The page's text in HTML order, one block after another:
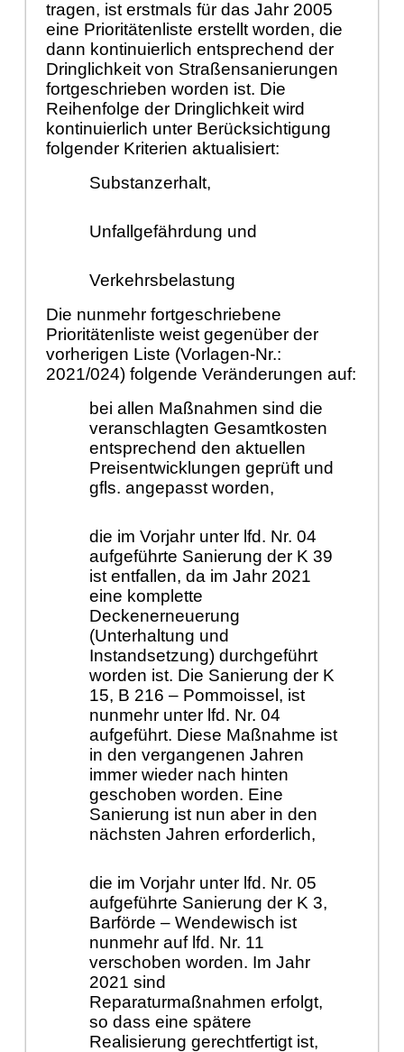
tragen, ist erstmals für das Jahr 2005
eine Prioritätenliste erstellt worden, die
dann kontinuierlich entsprechend der
Dringlichkeit von Straßensanierungen
fortgeschrieben worden ist. Die
Reihenfolge der Dringlichkeit wird
kontinuierlich unter Berücksichtigung
folgender Kriterien aktualisiert:
Substanzerhalt,
Unfallgefährdung und
Verkehrsbelastung
Die nunmehr fortgeschriebene
Prioritätenliste weist gegenüber der
vorherigen Liste (Vorlagen-Nr.:
2021/024) folgende Veränderungen auf:
bei allen Maßnahmen sind die
veranschlagten Gesamtkosten
entsprechend den aktuellen
Preisentwicklungen geprüft und
gfls. angepasst worden,
die im Vorjahr unter lfd. Nr. 04
aufgeführte Sanierung der K 39
ist entfallen, da im Jahr 2021
eine komplette
Deckenerneuerung
(Unterhaltung und
Instandsetzung) durchgeführt
worden ist. Die Sanierung der K
15, B 216 – Pommoissel, ist
nunmehr unter lfd. Nr. 04
aufgeführt. Diese Maßnahme ist
in den vergangenen Jahren
immer wieder nach hinten
geschoben worden. Eine
Sanierung ist nun aber in den
nächsten Jahren erforderlich,
die im Vorjahr unter lfd. Nr. 05
aufgeführte Sanierung der K 3,
Barförde – Wendewisch ist
nunmehr auf lfd. Nr. 11
verschoben worden. Im Jahr
2021 sind
Reparaturmaßnahmen erfolgt,
so dass eine spätere
Realisierung gerechtfertigt ist,